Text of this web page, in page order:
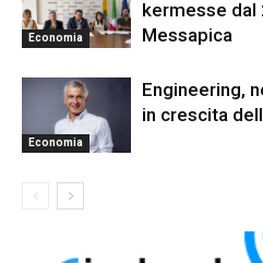
Economia
kermesse dal
Messapica
Economia
Engineering,
in crescita